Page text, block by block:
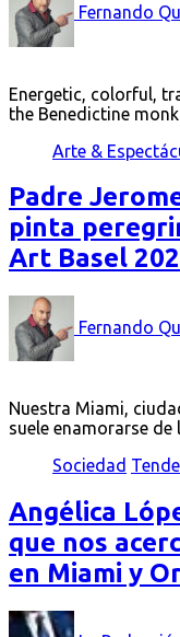
Fernando
Energetic, colorful,
the Benedictine
Arte &
Padre
pinta
Art Basel
Fernando
Nuestra Miami,
suele enamorarse
Sociedad
Angélica
que nos
en Miami y